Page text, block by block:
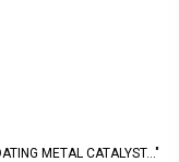
METAL CATALYST…"